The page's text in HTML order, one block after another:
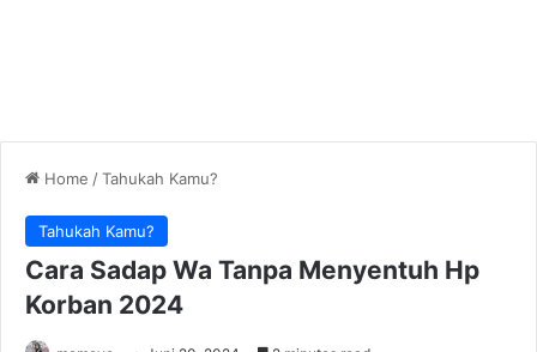
Home /Tahukah Kamu?
Tahukah Kamu?
Cara Sadap Wa Tanpa Menyentuh Hp
Korban 2024